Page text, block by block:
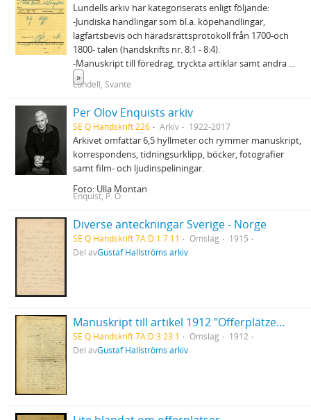
Lundells arkiv har kategoriserats enligt följande:
-Juridiska handlingar som bl.a. köpehandlingar,
lagfartsbevis och häradsrättsprotokoll från 1700-och
1800- talen (handskrifts nr. 8:1 - 8:4).
-Manuskript till föredrag, tryckta artiklar samt andra ...
»
Lundell, Svante
Per Olov Enquists arkiv
SE Q Handskrift 226 Arkiv 1922-2017
Arkivet omfattar 6,5 hyllmeter och rymmer manuskript,
korrespondens, tidningsurklipp, böcker, fotografier
samt film- och ljudinspeliningar.
Foto: Ulla Montan
Enquist, P. O.
Diverse anteckningar Sverige - Norge
SE Q Handskrift 7A:D:1:7:11 Omslag
1915
Del avGustaf Hallströms arkiv
Manuskript till artikel 1912 "Offerplätze in Lappland"
SE Q Handskrift 7A:D:3:23:1 Omslag
1912
Del avGustaf Hallströms arkiv